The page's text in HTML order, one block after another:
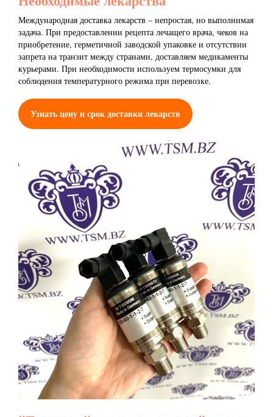
Международная доставка лекарств – непростая, но выполнимая
задача. При предоставлении рецепта лечащего врача, чеков на
приобретение, герметичной заводской упаковке и отсутствии
запрета на транзит между странами, доставляем медикаменты
курьерами. При необходимости используем термосумки для
соблюдения температурного режима при перевозке.
Узнать цену и срок доставки лекарств